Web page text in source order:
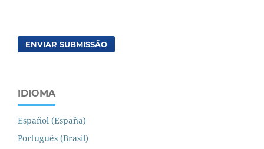
ENVIAR SUBMISSÃO
IDIOMA
Español (España)
Português (Brasil)